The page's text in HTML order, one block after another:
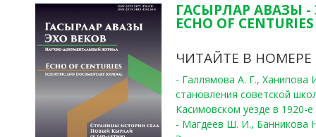
ГАСЫРЛАР АВАЗЫ -
ECHO OF
ЧИТАЙТЕ В НОМЕРЕ
- Галлямова А. Г.,
становления советской
Касимовском уезде в 1920-е
- Магдеев Ш. И., Банникова